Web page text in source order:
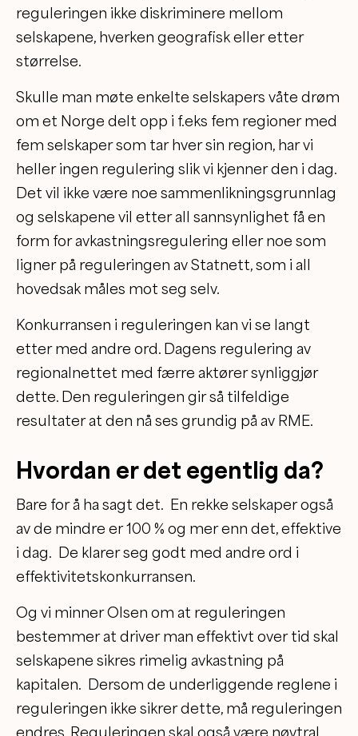
reguleringen ikke diskriminere mellom
selskapene, hverken geografisk eller etter
størrelse.
Skulle man møte enkelte selskapers våte drøm
om et Norge delt opp i f.eks fem regioner med
fem selskaper som tar hver sin region, har vi
heller ingen regulering slik vi kjenner den i dag.
Det vil ikke være noe sammenlikningsgrunnlag
og selskapene vil etter all sannsynlighet få en
form for avkastningsregulering eller noe som
ligner på reguleringen av Statnett, som i all
hovedsak måles mot seg selv.
Konkurransen i reguleringen kan vi se langt
etter med andre ord. Dagens regulering av
regionalnettet med færre aktører synliggjør
dette. Den reguleringen gir så tilfeldige
resultater at den nå ses grundig på av RME.
Hvordan er det egentlig da?
Bare for å ha sagt det. En rekke selskaper også
av de mindre er 100 % og mer enn det, effektive
i dag. De klarer seg godt med andre ord i
effektivitetskonkurransen.
Og vi minner Olsen om at reguleringen
bestemmer at driver man effektivt over tid skal
selskapene sikres rimelig avkastning på
kapitalen. Dersom de underliggende reglene i
reguleringen ikke sikrer dette, må reguleringen
endres. Reguleringen skal også være nøytral.